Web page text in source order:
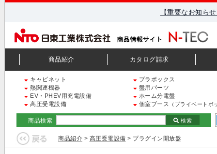
【重要なお知ら
商品紹介 カタログ請求
キャビネット
プラボックス
熱関連機器
盤用パーツ
EV・PHEV用充電設備
ホーム分電盤
高圧受電設備
個室ブース （プライベートボ
商品検索 検索
商品紹介 > 高圧受電設備 > プラグイン開放盤